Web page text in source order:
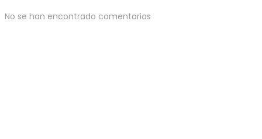
No se han encontrado comentarios